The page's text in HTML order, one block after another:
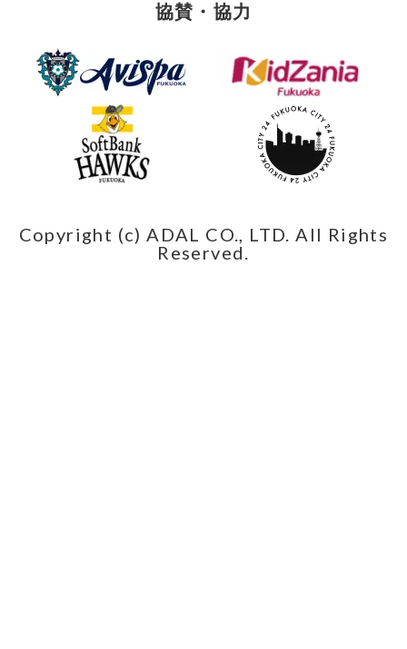
協賛・協力
Copyright (c) ADAL CO., LTD. All Rights
Reserved.